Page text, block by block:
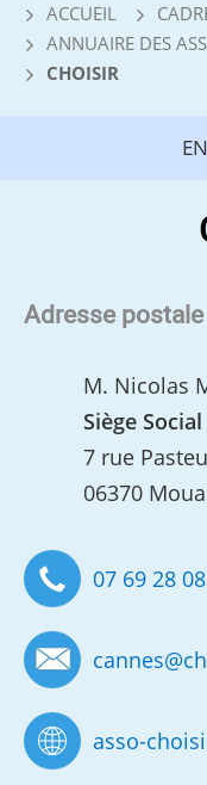
ACCUEIL
ANNUAIRE DES
CHOISIR
Adresse
M. Nicolas
Siège Social
7 rue
06370
07 69 28
cannes@
asso-